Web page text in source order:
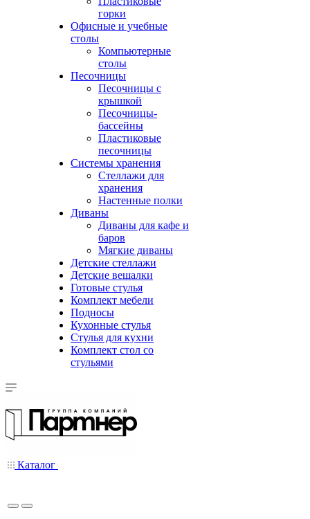
горки
Офисные и учебные
столы
Компьютерные
столы
Песочницы
Песочницы с
крышкой
Песочницы-
бассейны
Пластиковые
песочницы
Системы хранения
Стеллажи для
хранения
Настенные полки
Диваны
Диваны для кафе и
баров
Мягкие диваны
Детские стеллажи
Детские вешалки
Готовые стулья
Комплект мебели
Подносы
Кухонные стулья
Стулья для кухни
Комплект стол со
стульями
Каталог